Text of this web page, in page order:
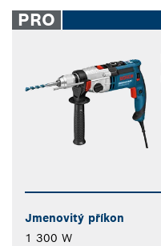
PRO
Jmenovitý příkon
1 300 W